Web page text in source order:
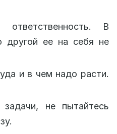
ответственность. В
другой ее на себя не
и в чем надо расти.
не пытайтесь